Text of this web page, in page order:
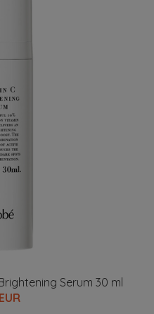
Serum 30 ml